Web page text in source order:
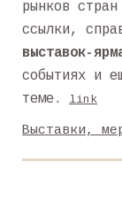
рынков
ссылки,
выставок-
событиях и
теме.
link
Выставки,